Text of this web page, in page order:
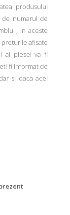
produsului
de numarul de
, in aceste
afisate
al piesei va fi
fi informat de
si daca acel